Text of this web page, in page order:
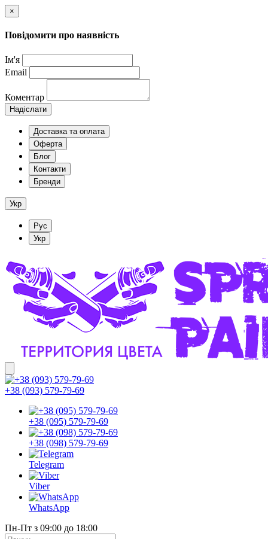
×
Повідомити про наявність
Ім'я
Email
Коментар
Надіслати
Доставка та оплата
Оферта
Блог
Контакти
Бренди
Укр
Рус
Укр
+38 (093) 579-79-69
+38 (095) 579-79-69
+38 (098) 579-79-69
Telegram
Viber
WhatsApp
Пн-Пт з 09:00 до 18:00